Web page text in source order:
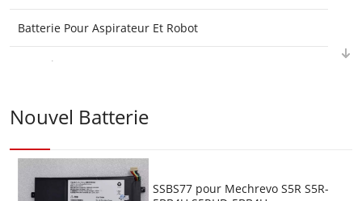
Batterie Pour Aspirateur Et Robot
Batterie Gps
Batterie E-Reader Et Ebook
Nouvel Batterie
SSBS77 pour Mechrevo S5R S5R-